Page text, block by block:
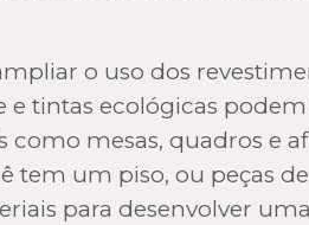
o uso dos
tintas ecológicas
mesas, quadros e
tem um piso, ou peças
para desenvolver